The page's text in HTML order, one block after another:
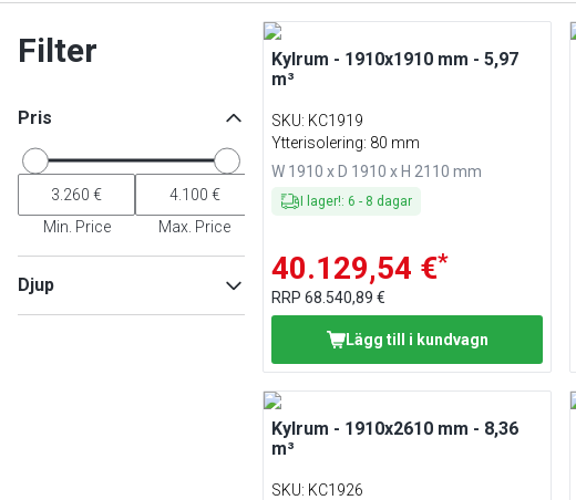
Filter
Pris
Min. Price Max. Price
Djup
Kylrum - 1910x1910 mm - 5,97
m³
SKU: KC1919
Ytterisolering: 80 mm
W 1910 x D 1910 x H 2110 mm
I lager!: 6 - 8 dagar
40.129,54 €*
RRP 68.540,89 €
Lägg till i kundvagn
Kylrum - 1910x2610 mm - 8,36
m³
SKU: KC1926